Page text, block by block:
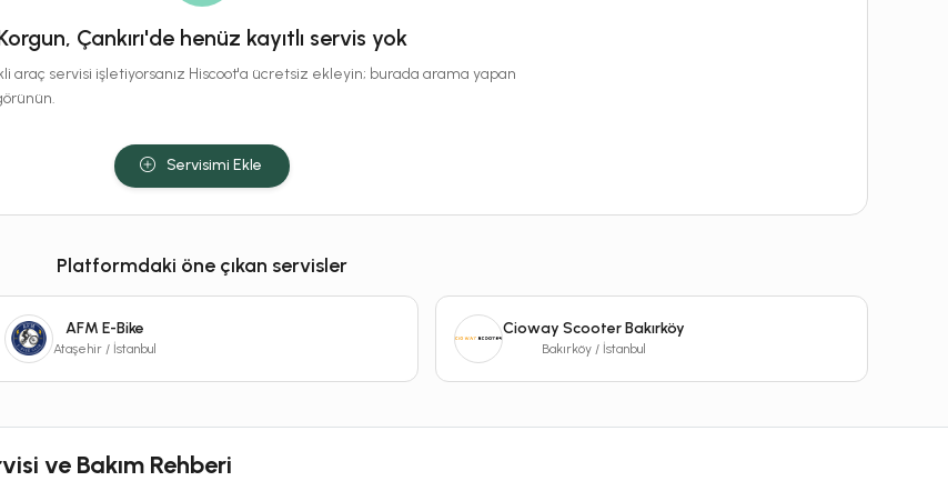
Çankırı'de henüz kayıtlı servis yok
araç servisi işletiyorsanız Hiscoot'a ücretsiz ekleyin; burada arama yapan
Servisimi Ekle
Platformdaki öne çıkan servisler
AFM E-Bike
Ataşehir / İstanbul
Cioway Scooter Bakırköy
Bakırköy / İstanbul
ve Bakım Rehberi